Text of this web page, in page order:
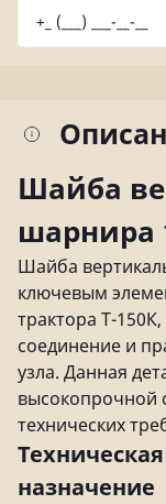
Шайба
шарнира
Шайба
ключевым
трактора Т-
соединение и
узла. Данная
высокопрочной
технических
назначение